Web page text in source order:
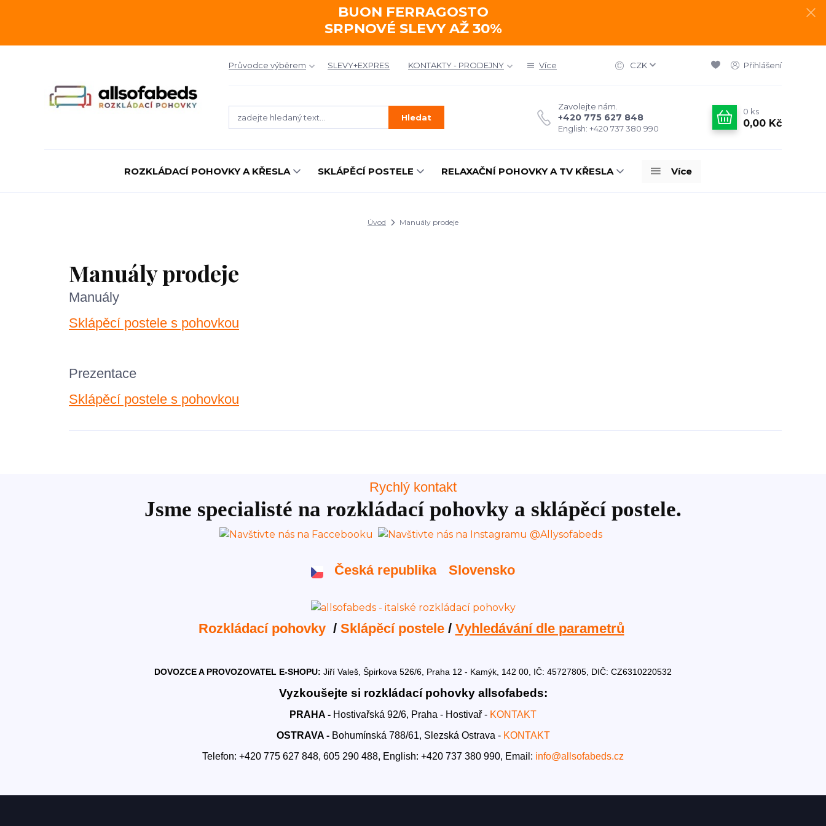
BUON FERRAGOSTO
SRPNOVÉ SLEVY AŽ 30%
Průvodce výběrem SLEVY+EXPRES KONTAKTY - PRODEJNY Více CZK Přihlášení
Hledat
Zavolejte nám.
+420 775 627 848
English: +420 737 380 990
0 ks
0,00 Kč
ROZKLÁDACÍ POHOVKY A KŘESLA SKLÁPĚCÍ POSTELE RELAXAČNÍ POHOVKY A TV KŘESLA Více
Úvod Manuály prodeje
Manuály prodeje
Manuály
Sklápěcí postele s pohovkou
Prezentace
Sklápěcí postele s pohovkou
Rychlý kontakt
Jsme specialisté na rozkládací pohovky a sklápěcí postele.
Česká republika Slovensko
Rozkládací pohovky / Sklápěcí postele/ Vyhledávání dle parametrů
DOVOZCE A PROVOZOVATEL E-SHOPU: Jiří Valeš, Špirkova 526/6, Praha 12 - Kamýk, 142 00, IČ: 45727805, DIČ: CZ6310220532
Vyzkoušejte si rozkládací pohovky allsofabeds:
PRAHA - Hostivařská 92/6, Praha - Hostivař - KONTAKT
OSTRAVA - Bohumínská 788/61, Slezská Ostrava - KONTAKT
Telefon: +420 775 627 848, 605 290 488, English: +420 737 380 990, Email: info@allsofabeds.cz